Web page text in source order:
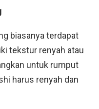
biasanya terdapat
tekstur renyah atau
untuk rumput
harus renyah dan